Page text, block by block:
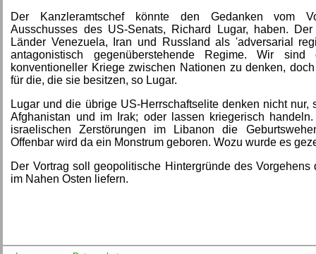
Der Kanzleramtschef könnte den Gedanken vom
Ausschusses des US-Senats, Richard Lugar, haben.
Länder Venezuela, Iran und Russland als 'adversarial
antagonistisch gegenüberstehende Regime. Wir
konventioneller Kriege zwischen Nationen zu denken,
für die, die sie besitzen, so Lugar.
Lugar und die übrige US-Herrschaftselite denken nicht
Afghanistan und im Irak; oder lassen kriegerisch
israelischen Zerstörungen im Libanon die
Offenbar wird da ein Monstrum geboren. Wozu wurde es
Der Vortrag soll geopolitische Hintergründe des
im Nahen Osten liefern.